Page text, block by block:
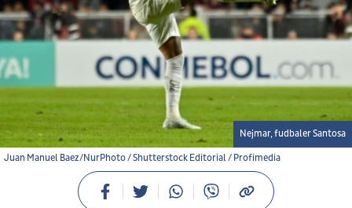
Juan Manuel Baez/NurPhoto / Shutterstock Editorial / Profimedia
Nejmar, fudbaler Santosa